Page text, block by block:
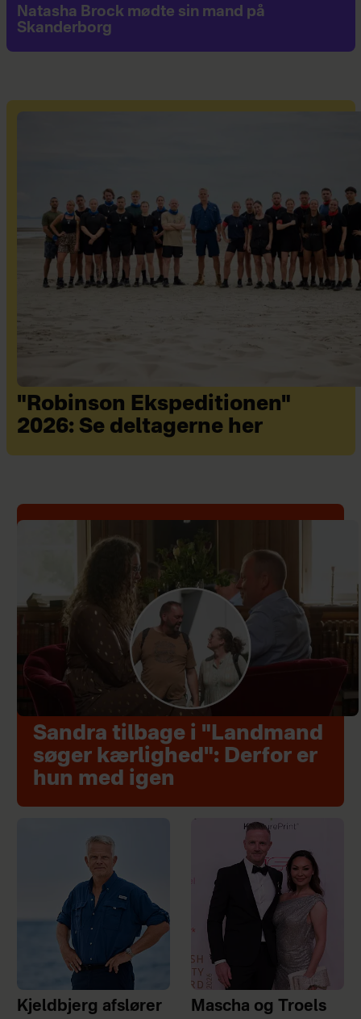
Natasha Brock mødte sin mand på
Skanderborg
"Robinson Ekspeditionen"
2026: Se deltagerne her
Sandra tilbage i "Landmand
søger kærlighed": Derfor er
hun med igen
Kjeldbjerg afslører
Mascha og Troels